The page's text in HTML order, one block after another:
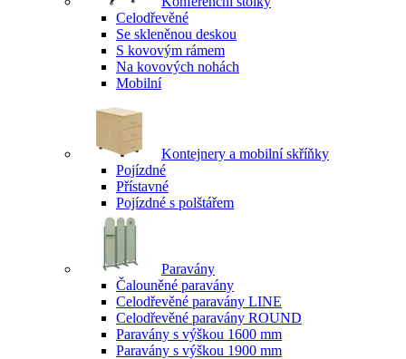
Celodřevěné
Se skleněnou deskou
S kovovým rámem
Na kovových nohách
Mobilní
Kontejnery a mobilní skříňky
Pojízdné
Přístavné
Pojízdné s polštářem
Paravány
Čalouněné paravány
Celodřevěné paravány LINE
Celodřevěné paravány ROUND
Paravány s výškou 1600 mm
Paravány s výškou 1900 mm